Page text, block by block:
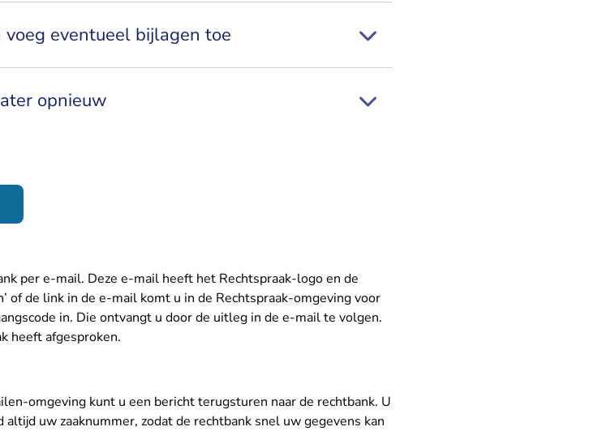
eventueel bijlagen toe
opnieuw
per e-mail. Deze e-mail heeft het Rechtspraak-logo en de
of de link in de e-mail komt u in de Rechtspraak-omgeving voor
in. Die ontvangt u door de uitleg in de e-mail te volgen.
heeft afgesproken.
omgeving kunt u een bericht terugsturen naar de rechtbank. U
uw zaaknummer, zodat de rechtbank snel uw gegevens kan